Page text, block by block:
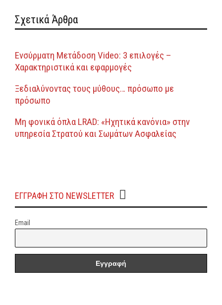
Σχετικά Άρθρα
Ενσύρματη Μετάδοση Video: 3 επιλογές –
Χαρακτηριστικά και εφαρμογές
Ξεδιαλύνοντας τους μύθους… πρόσωπο με
πρόσωπο
Μη φονικά όπλα LRAD: «Ηχητικά κανόνια» στην
υπηρεσία Στρατού και Σωμάτων Ασφαλείας
ΕΓΓΡΑΦΗ ΣΤΟ NEWSLETTER
Email